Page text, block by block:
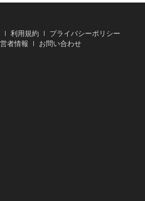
利用規約
プライバシーポリシー
者情報
お問い合わせ